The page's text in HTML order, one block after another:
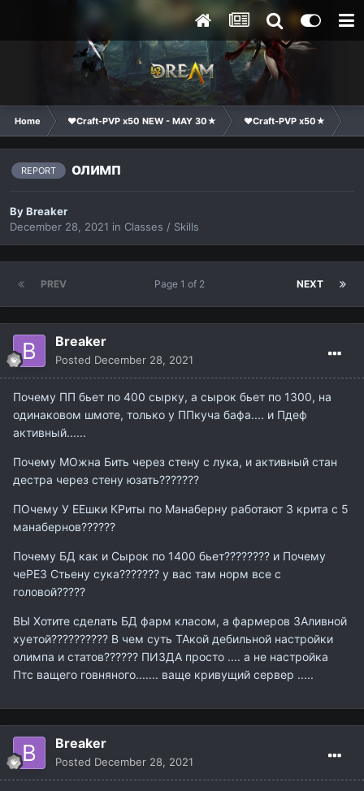
Home ❤Craft-PVP x50 NEW - MAY 30★ ❤Craft-PVP x50★
REPORT олимп
ByBreaker
December 28, 2021 in Classes / Skills
PREV NEXT
Page 1 of 2
Breaker
Posted December 28, 2021
Почему ПП бьет по 400 сырку, а сырок бьет по 1300, на
одинаковом шмоте, только у ППкуча бафа.... и Пдеф
активный......
Почему МОжна Бить через стену с лука, и активный стан
дестра через стену юзать???????
ПОчему У ЕЕшки КРиты по Манаберну работают 3 крита с 5
манабернов??????
Почему БД как и Сырок по 1400 бьет???????? и Почему
чеРЕЗ Стьену сука??????? у вас там норм все с
головой?????
ВЫ Хотите сделать БД фарм класом, а фармеров ЗАливной
хуетой?????????? В чем суть ТАкой дебильной настройки
олимпа и статов?????? ПИЗДА просто .... а не настройка
Птс ващего говняного....... ваще кривущий сервер .....
Breaker
Posted December 28, 2021